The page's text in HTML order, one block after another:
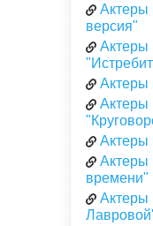
Актеры
версия"
Актеры
Актеры
Актеры
Актеры
Актеры
времени"
Актеры